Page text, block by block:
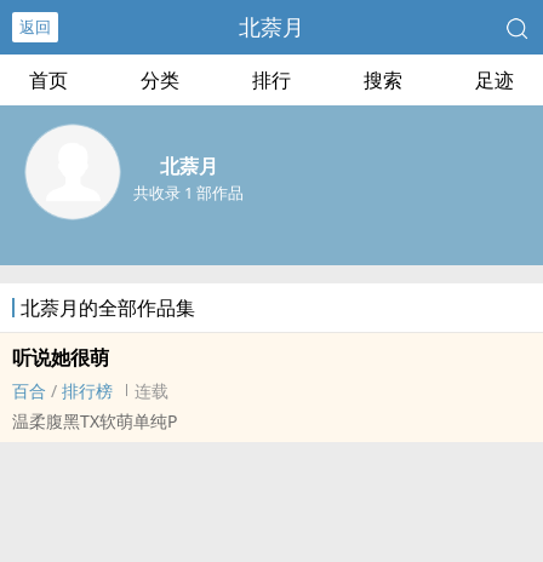
返回 北萘月
首页 分类 排行 搜索 足迹
北萘月
共收录 1 部作品
北萘月的全部作品集
听说她很萌
百合 / 排行榜
连载
温柔腹黑TX软萌单纯P